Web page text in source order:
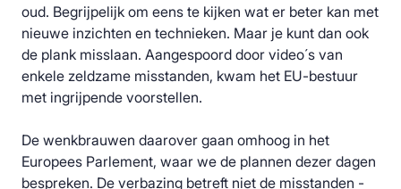
oud. Begrijpelijk om eens te kijken wat er beter kan met
nieuwe inzichten en technieken. Maar je kunt dan ook
de plank misslaan. Aangespoord door video´s van
enkele zeldzame misstanden, kwam het EU-bestuur
met ingrijpende voorstellen.
De wenkbrauwen daarover gaan omhoog in het
Europees Parlement, waar we de plannen dezer dagen
bespreken. De verbazing betreft niet de misstanden -